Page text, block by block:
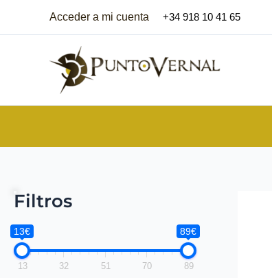
Acceder a mi cuenta +34 918 10 41 65
Filtros
13€ 89€
13 32 51 70 89